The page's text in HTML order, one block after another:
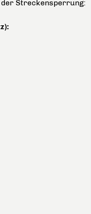
der Streckensperrung: